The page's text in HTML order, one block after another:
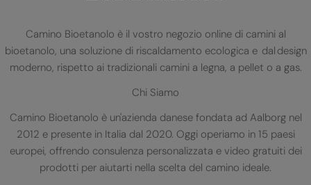
Camino Bioetanolo è il vostro negozio online di camini al
bioetanolo, una soluzione di riscaldamento ecologica e dal design
moderno, rispetto ai tradizionali camini a legna, a pellet o a gas.
Chi Siamo
Camino Bioetanolo è un'azienda danese fondata ad Aalborg nel
2012 e presente in Italia dal 2020. Oggi operiamo in 15 paesi
europei, offrendo consulenza personalizzata e video gratuiti dei
prodotti per aiutarti nella scelta del camino ideale.